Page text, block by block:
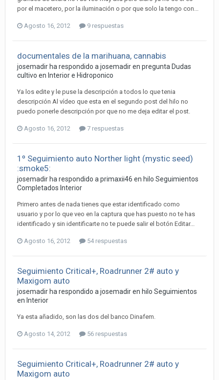
por el macetero, por la iluminación o por que solo la tengo con...
Agosto 16, 2012 9 respuestas
documentales de la marihuana, cannabis
josemadir ha respondido a josemadir en pregunta Dudas
cultivo en Interior e Hidroponico
Ya los edite y le puse la descripción a todos lo que tenia
descripción Al vídeo que esta en el segundo post del hilo no
puedo ponerle descripción por que no me deja editar el post.
Agosto 16, 2012 7 respuestas
1º Seguimiento auto Norther light (mystic seed)
:smoke5:
josemadir ha respondido a primaxii46 en hilo Seguimientos
Completados Interior
Primero antes de nada tienes que estar identificado como
usuario y por lo que veo en la captura que has puesto no te has
identificado y sin identificarte no te puede salir el botón Editar...
Agosto 16, 2012 54 respuestas
Seguimiento Critical+, Roadrunner 2# auto y
Maxigom auto
josemadir ha respondido a josemadir en hilo Seguimientos
en Interior
Ya esta añadido, son las dos del banco Dinafem.
Agosto 14, 2012 56 respuestas
Seguimiento Critical+, Roadrunner 2# auto y
Maxigom auto